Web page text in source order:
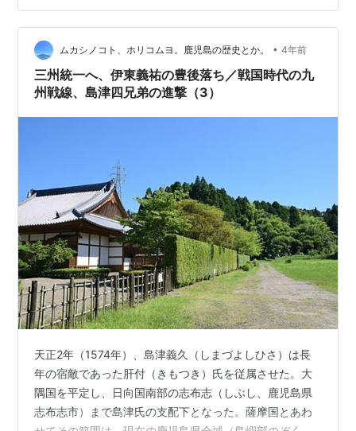
なりたち 伊東氏は、藤原武智麻呂（ふじわらのむちま
ろ）にはじまる藤原南家（なんけ）の流れをくむ一族だ
とされる。 武智麻呂の九世孫にあたる藤原為憲（ための
り）は、天慶の乱（平将門の乱、93…
ムカシノコト、ホリコムヨ。鹿児島の歴史とか。 • 4年前
三州統一へ、伊東義祐の豊後落ち／戦国時代の九
州戦線、島津四兄弟の進撃（3）
天正2年（1574年）、島津義久（しまづよしひさ）は長
年の宿敵であった肝付（きもつき）氏を従属させた。大
隅国を平定し、日向国南部の志布志（しぶし、鹿児島県
志布志市）まで島津氏の支配下となった。薩摩国とあわ